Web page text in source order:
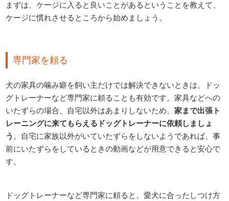
まずは、ケージに入ると良いことがあるということを教えて、
ケージに慣れさせるところから始めましょう。
専門家を頼る
犬の家具の噛み癖を飼い主だけでは解決できないときは、ドッ
グトレーナーなど専門家に頼ることも有効です。家具などへの
いたずらの場合、自宅以外はあまりしないため、家まで出張ト
レーニングに来てもらえるドッグトレーナーに依頼しましょ
う 。自宅に家族以外がいていたずらをしないようであれば、事
前にいたずらをしているときの動画などが用意できると安心で
す。
ドッグトレーナーなど専門家に頼ると、愛犬に合ったしつけ方